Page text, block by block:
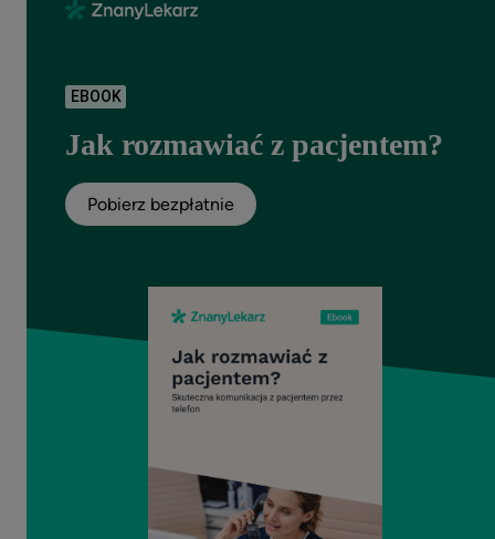
EBOOK
Jak rozmawiać z pacjentem?
Pobierz bezpłatnie